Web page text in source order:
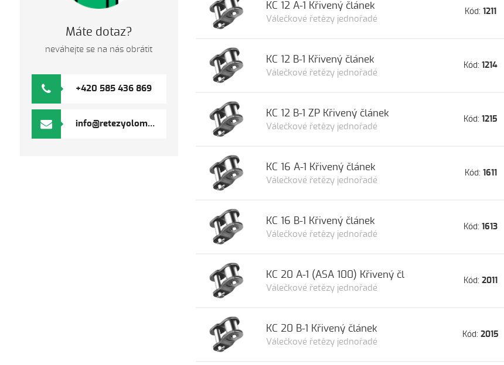
Máte dotaz?
neváhejte se na nás obrátit
+420 585 436 869
info@retezyolomouc.cz
Kód:1211
Válečkové řetězy jednořadé
KC 12 A-1 Křivený článek
Kód:1214
Válečkové řetězy jednořadé
KC 12 B-1 Křivený článek
Kód:1215
Válečkové řetězy jednořadé
KC 12 B-1 ZP Křivený článek
Kód: 1611
Válečkové řetězy jednořadé
KC 16 A-1 Křivený článek
Kód:1613
Válečkové řetězy jednořadé
KC 16 B-1 Křivený článek
Kód:2011
Válečkové řetězy jednořadé
KC 20 A-1 (ASA 100) Křivený čl
Kód:2015
Válečkové řetězy jednořadé
KC 20 B-1 Křivený článek